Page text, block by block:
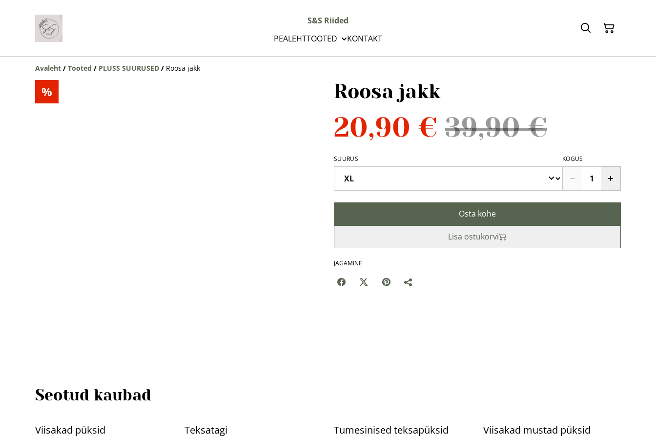
S&S Riided
PEALEHTTOOTED KONTAKT
Avaleht / Tooted / PLUSS SUURUSED / Roosa jakk
% Roosa jakk
20,90 € 39,90 €
SUURUS KOGUS
Osta kohe
Lisa ostukorvi
JAGAMINE
Seotud kaubad
%
Viisakad püksid %
Teksatagi %
Tumesinised teksapüksid %
Viisakad mustad püksid